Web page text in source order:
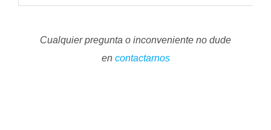
Cualquier pregunta o inconveniente no dude
en contactarnos